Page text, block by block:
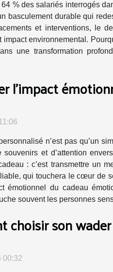
64 % des salariés interrogés
basculement durable qui
et interventions, le
environnemental.
une transformation
l'impact
n’est pas qu’un
souvenirs et d’attention
: c’est transmettre un
qui touchera le cœur de
émotionnel du cadeau
souvent les personnes
choisir son
00:32